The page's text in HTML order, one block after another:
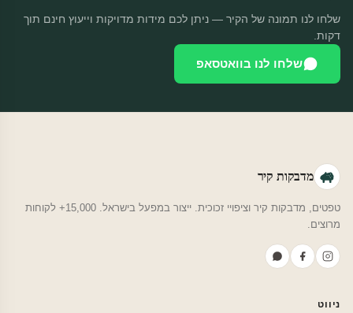
שלחו לנו תמונה של הקיר — ניתן לכם מידות מדויקות וייעוץ חינם תוך
דקות.
שלחו לנו בוואטסאפ
מדבקות קיר
טפטים, מדבקות קיר וציפויי זכוכית. ייצור במפעל בישראל. 15,000+ לקוחות
מרוצים.
ניווט